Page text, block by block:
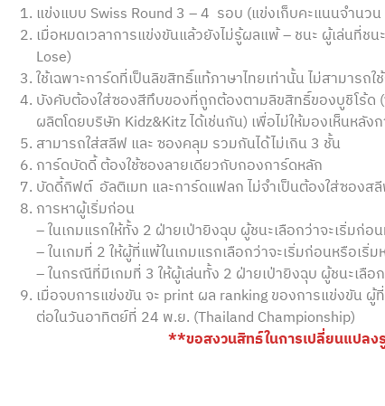
แข่งแบบ Swiss Round 3 – 4 รอบ (แข่งเก็บคะแนนจำนว
เมื่อหมดเวลาการแข่งขันแล้วยังไม่รู้ผลแพ้ – ชนะ ผู้เล่นที่
Lose)
ใช้เฉพาะการ์ดที่เป็นลิขสิทธิ์แท้ภาษาไทยเท่านั้น ไม่สามารถ
บังคับต้องใส่ซองสีทึบของที่ถูกต้องตามลิขสิทธิ์ของบูชิโร้ด
ผลิตโดยบริษัท Kidz&Kitz ได้เช่นกัน) เพื่อไม่ให้มองเห็นหลั
สามารถใส่สลีฟ และ ซองคลุม รวมกันได้ไม่เกิน 3 ชั้น
การ์ดบัดดี้ ต้องใช้ซองลายเดียวกับกองการ์ดหลัก
บัดดี้กิฟต์ อัลติเมท และการ์ดแฟลก ไม่จำเป็นต้องใส่ซองส
การหาผู้เริ่มก่อน
– ในเกมแรกให้ทั้ง 2 ฝ่ายเป่ายิงฉุบ ผู้ชนะเลือกว่าจะเริ่มก่อ
– ในเกมที่ 2 ให้ผู้ที่แพ้ในเกมแรกเลือกว่าจะเริ่มก่อนหรือเริ่ม
– ในกรณีที่มีเกมที่ 3 ให้ผู้เล่นทั้ง 2 ฝ่ายเป่ายิงฉุบ ผู้ชนะเลือ
เมื่อจบการแข่งขัน จะ print ผล ranking ของการแข่งขัน
ต่อในวันอาทิตย์ที่ 24 พ.ย. (Thailand Championship)
**ขอสงวนสิทธ์ในการเปลี่ยนแปล